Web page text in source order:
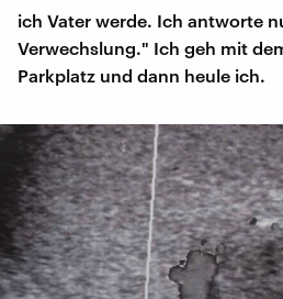
ich Vater werde. Ich antworte
Verwechslung." Ich geh mit
Parkplatz und dann heule ich.